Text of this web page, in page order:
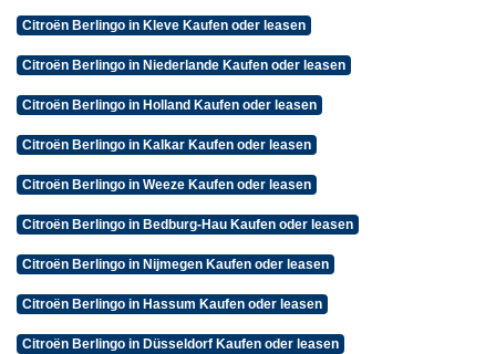
Citroën Berlingo in Kleve Kaufen oder leasen
Citroën Berlingo in Niederlande Kaufen oder leasen
Citroën Berlingo in Holland Kaufen oder leasen
Citroën Berlingo in Kalkar Kaufen oder leasen
Citroën Berlingo in Weeze Kaufen oder leasen
Citroën Berlingo in Bedburg-Hau Kaufen oder leasen
Citroën Berlingo in Nijmegen Kaufen oder leasen
Citroën Berlingo in Hassum Kaufen oder leasen
Citroën Berlingo in Düsseldorf Kaufen oder leasen